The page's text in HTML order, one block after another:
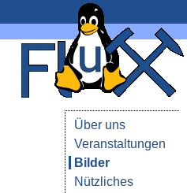
Über uns
Veranstaltungen
Bilder
Nützliches